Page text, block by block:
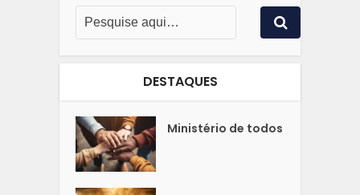
DESTAQUES
Ministério de todos